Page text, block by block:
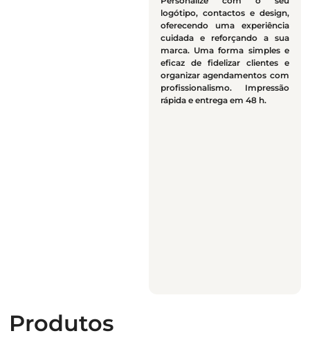
logótipo, contactos e design,
oferecendo uma experiência
cuidada e reforçando a sua
marca. Uma forma simples e
eficaz de fidelizar clientes e
organizar agendamentos com
profissionalismo. Impressão
rápida e entrega em 48 h.
Produtos